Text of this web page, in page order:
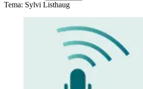
Tema: Sylvi Listhaug